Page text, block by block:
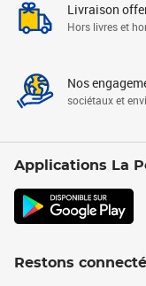
Livraison
Hors livres et
Nos
sociétaux et
Applications La
Restons